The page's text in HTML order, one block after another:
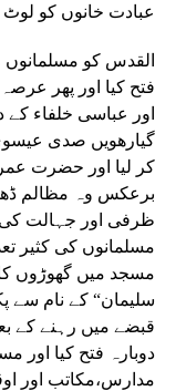
عبادت خانوں کو لوٹ
القدس کو
فتح کیا اور پھر
اور عباسی خلفاء
گیارھویں صدی
کر لیا اور حضرت
برعکس وہ مظالم
ظرفی اور جہالت کی
مسلمانوں کی کثیر
مسجد میں گھوڑوں
دوبارہ فتح کیا اور
مدارس،مکاتب اور